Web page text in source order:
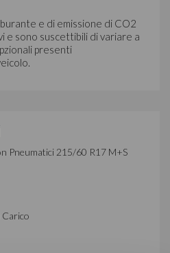
e di emissione di CO2
e sono suscettibili di variare a
presenti
Pneumatici 215/60 R17 M+s
Carico